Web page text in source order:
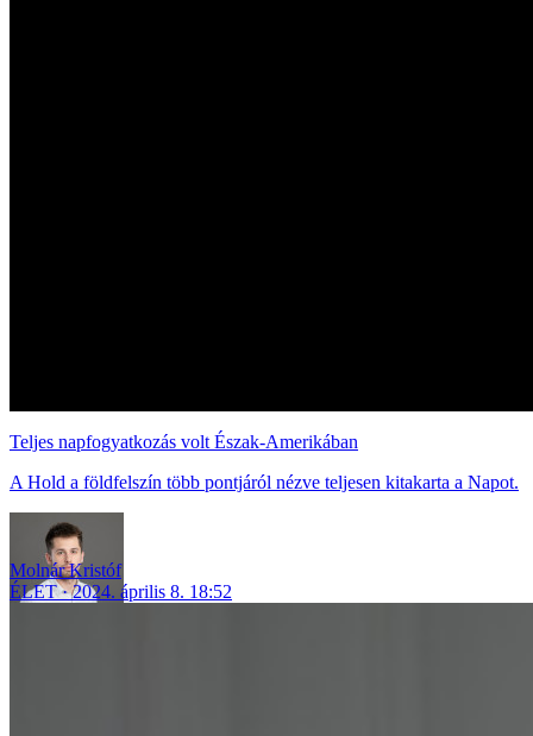
Teljes napfogyatkozás volt Észak-Amerikában
A Hold a földfelszín több pontjáról nézve teljesen kitakarta a Napot.
Molnár Kristóf
ÉLET
2024. április 8. 18:52